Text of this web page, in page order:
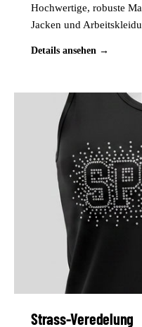
Hochwertige, robuste
Jacken und
Details ansehen →
Strass-Veredelung